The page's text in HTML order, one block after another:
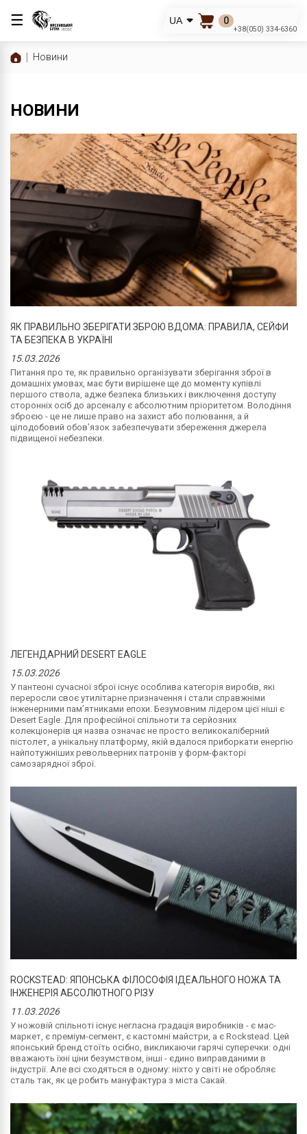
☰ UA 0
+38(050) 334-6360
Новини
НОВИНИ
ЯК ПРАВИЛЬНО ЗБЕРІГАТИ ЗБРОЮ ВДОМА: ПРАВИЛА, СЕЙФИ
ТА БЕЗПЕКА В УКРАЇНІ
15.03.2026
Питання про те, як правильно організувати зберігання зброї в
домашніх умовах, має бути вирішене ще до моменту купівлі
першого ствола, адже безпека близьких і виключення доступу
сторонніх осіб до арсеналу є абсолютним пріоритетом. Володіння
зброєю - це не лише право на захист або полювання, а й
цілодобовий обов’язок забезпечувати збереження джерела
підвищеної небезпеки.
ЛЕГЕНДАРНИЙ DESERT EAGLE
15.03.2026
У пантеоні сучасної зброї існує особлива категорія виробів, які
переросли своє утилітарне призначення і стали справжніми
інженерними пам’ятниками епохи. Безумовним лідером цієї ніші є
Desert Eagle. Для професійної спільноти та серйозних
колекціонерів ця назва означає не просто великокаліберний
пістолет, а унікальну платформу, якій вдалося приборкати енергію
найпотужніших револьверних патронів у форм-факторі
самозарядної зброї.
ROCKSTEAD: ЯПОНСЬКА ФІЛОСОФІЯ ІДЕАЛЬНОГО НОЖА ТА
ІНЖЕНЕРІЯ АБСОЛЮТНОГО РІЗУ
11.03.2026
У ножовій спільноті існує негласна градація виробників - є мас-
маркет, є преміум-сегмент, є кастомні майстри, а є Rockstead. Цей
японський бренд стоїть осібно, викликаючи гарячі суперечки: одні
вважають їхні ціни безумством, інші - єдино виправданими в
індустрії. Але всі сходяться в одному: ніхто у світі не обробляє
сталь так, як це робить мануфактура з міста Сакай.